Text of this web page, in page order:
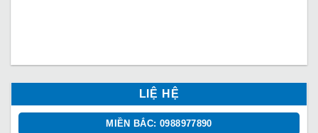
LIỆ HỆ
MIỀN BẮC: 0988977890